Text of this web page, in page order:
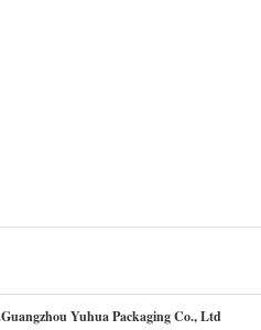
Guangzhou Yuhua Packaging Co., Ltd.